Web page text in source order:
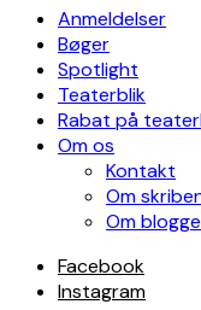
Anmeldelser
Bøger
Spotlight
Teaterblik
Rabat på
Om os
Kontakt
Om
Om
Facebook
Instagram